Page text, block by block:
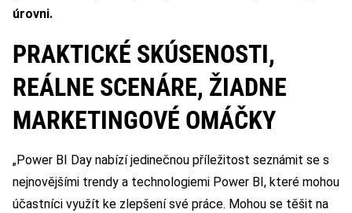
úrovni.
PRAKTICKÉ SKÚSENOSTI,
REÁLNE SCENÁRE, ŽIADNE
MARKETINGOVÉ OMÁČKY
„Power BI Day nabízí jedinečnou příležitost seznámit se s
nejnovějšími trendy a technologiemi Power BI, které mohou
účastníci využít ke zlepšení své práce. Mohou se těšit na